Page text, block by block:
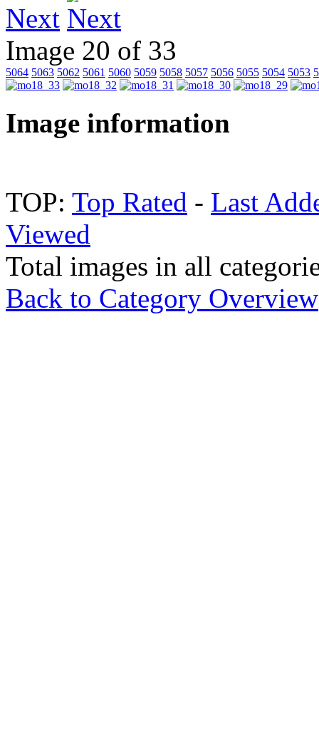
Next
Image 20 of 33
5064 5063 5062 5061 5060 5059 5058 5057 5056 5055 5054 5053
Image information
TOP: Top Rated - Last
Viewed
Total images in all
Back to Category Overview